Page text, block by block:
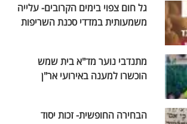
גל חום צפוי בימים הקרובים- עלייה
משמעותית במדדי סכנת השריפות
מתנדבי נוער מד"א בית שמש
הוכשרו למענה באירועי אר"ן
הבחירה החופשית- זכות יסוד